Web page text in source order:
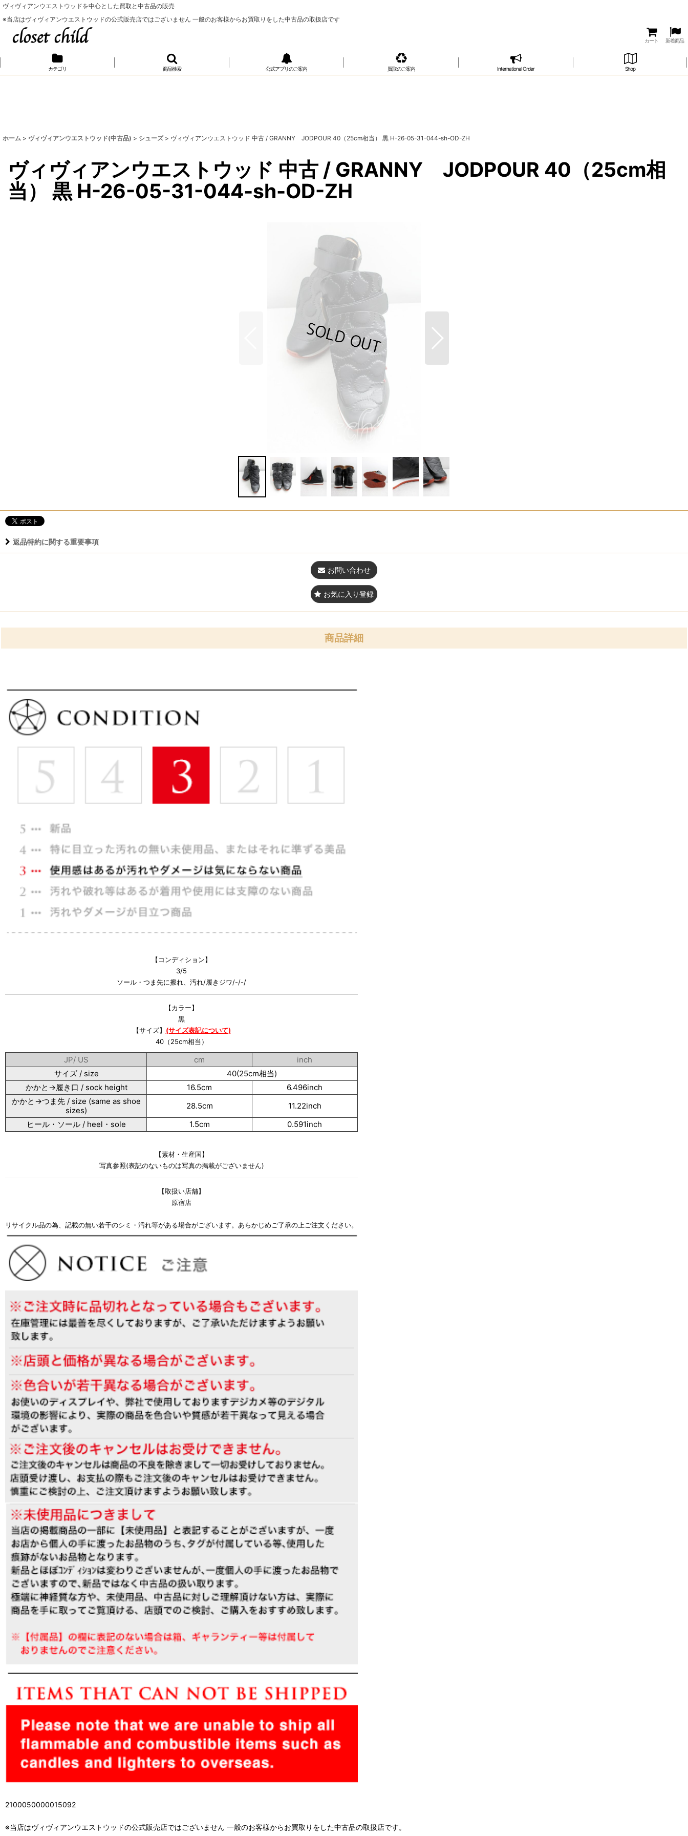
ヴィヴィアンウエストウッドを中心とした買取と中古品の販売
※当店はヴィヴィアンウエストウッドの公式販売店ではございません 一般のお客様からお買取りをした中古品の取扱店です
カート 新着商品
カテゴリ 商品検索 公式アプリのご案内 買取のご案内 International Order Shop
ホーム > ヴィヴィアンウエストウッド(中古品) > シューズ > ヴィヴィアンウエストウッド 中古 / GRANNY JODPOUR 40（25cm相当） 黒 H-26-05-31-044-sh-OD-ZH
ヴィヴィアンウエストウッド 中古 / GRANNY JODPOUR 40（25cm相
当） 黒 H-26-05-31-044-sh-OD-ZH
返品特約に関する重要事項
お問い合わせ
お気に入り登録
商品詳細
【コンディション】
3/5
ソール・つま先に擦れ、汚れ/履きジワ/-/-/
【カラー】
黒
【サイズ】 (サイズ表記について)
40（25cm相当）
JP/ US cm
inch
サイズ / size
40(25cm相当)
かかと→履き口 / sock height
16.5cm
6.496inch
かかと→つま先 / size (same as shoe
sizes)
28.5cm
11.22inch
ヒール・ソール / heel・sole
1.5cm 0.591inch
【素材・生産国】
写真参照(表記のないものは写真の掲載がございません)
【取扱い店舗】
原宿店
リサイクル品の為、記載の無い若干のシミ・汚れ等がある場合がございます。あらかじめご了承の上ご注文ください。
2100050000015092
※当店はヴィヴィアンウエストウッドの公式販売店ではございません 一般のお客様からお買取りをした中古品の取扱店です。